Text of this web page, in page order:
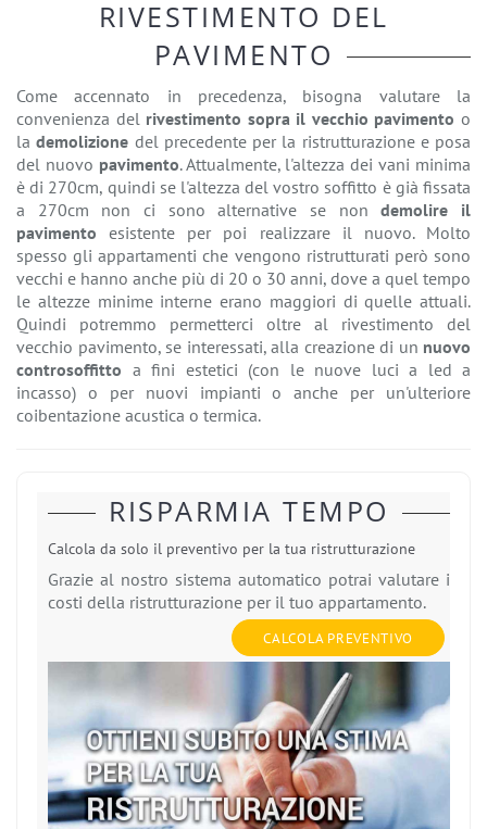
RIVESTIMENTO DEL
PAVIMENTO
Come accennato in precedenza, bisogna valutare la
convenienza del rivestimento sopra il vecchio pavimento o
lademolizione del precedente per la ristrutturazione e posa
del nuovo pavimento. Attualmente, l'altezza dei vani minima
è di 270cm, quindi se l'altezza del vostro soffitto è già fissata
a 270cm non ci sono alternative se nondemolire il
pavimento esistente per poi realizzare il nuovo. Molto
spesso gli appartamenti che vengono ristrutturati però sono
vecchi e hanno anche più di 20 o 30 anni, dove a quel tempo
le altezze minime interne erano maggiori di quelle attuali.
Quindi potremmo permetterci oltre al rivestimento del
vecchio pavimento, se interessati, alla creazione di un nuovo
controsoffitto a fini estetici (con le nuove luci a led a
incasso) o per nuovi impianti o anche per un'ulteriore
coibentazione acustica o termica.
RISPARMIA TEMPO
Calcola da solo il preventivo per la tua ristrutturazione
Grazie al nostro sistema automatico potrai valutare i
costi della ristrutturazione per il tuo appartamento.
CALCOLA PREVENTIVO